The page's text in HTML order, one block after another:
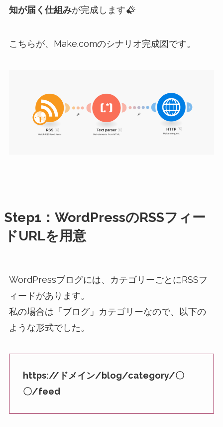
知が届く仕組みが完成します
こちらが、Make.comのシナリオ完成図です。
Step1：WordPressのRSSフィー
ドURLを用意
WordPressブログには、カテゴリーごとにRSSフ
ィードがあります。
私の場合は「ブログ」カテゴリーなので、以下の
ような形式でした。
https://ドメイン/blog/category/〇
〇/feed